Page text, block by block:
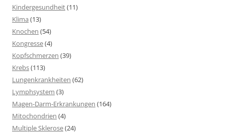
Kindergesundheit(11)
Klima (13)
Knochen (54)
Kongresse(4)
Kopfschmerzen (39)
Krebs(113)
Lungenkrankheiten (62)
Lymphsystem (3)
Magen-Darm-Erkrankungen (164)
Mitochondrien (4)
Multiple Sklerose(24)